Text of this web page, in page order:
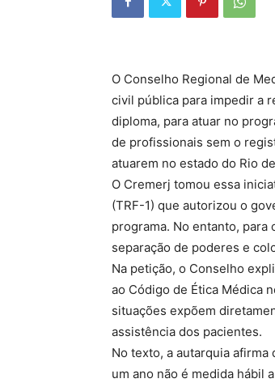
O Conselho Regional de
civil pública para impedir a
diploma, para atuar no
de profissionais sem o
atuarem no estado do Rio
O Cremerj tomou essa
(TRF-1) que autorizou o
programa. No entanto,
separação de poderes e
Na petição, o Conselho
ao Código de Ética Médica
situações expõem
assistência dos pacientes.
No texto, a autarquia
um ano não é medida hábil